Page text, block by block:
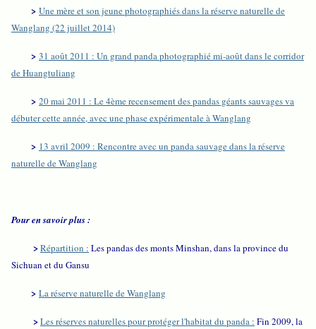
> Une mère et son jeune photographiés dans la réserve naturelle de
Wanglang (22 juillet 2014)
> 31 août 2011 : Un grand panda photographié mi-août dans le corridor
de Huangtuliang
> 20 mai 2011 : Le 4ème recensement des pandas géants sauvages va
débuter cette année, avec une phase expérimentale à Wanglang
> 13 avril 2009 : Rencontre avec un panda sauvage dans la réserve
naturelle de Wanglang
Pour en savoir plus :
>Répartition : Les pandas des monts Minshan, dans la province du
Sichuan et du Gansu
> La réserve naturelle de Wanglang
>Les réserves naturelles pour protéger l'habitat du panda : Fin 2009, la